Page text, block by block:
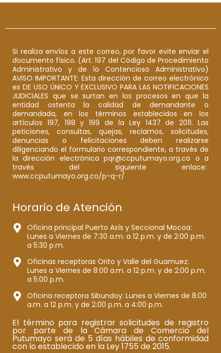
Si realiza envíos a este correo, por favor evite enviar el
documento físico. (Art. 197 del Código de Procedimiento
Administrativo y de lo Contencioso Administrativo)
AVISO IMPORTANTE: Esta dirección de correo electrónico
es DE USO ÚNICO Y EXCLUSIVO PARA LAS NOTIFICACIONES
JUDICIALES que se surtan en los procesos en que la
entidad ostenta la calidad de demandante o
demandada, en los términos establecidos en los
artículos 197, 198 y 199 de la Ley 1437 de 2011. Las
peticiones, consultas, quejas, reclamos, solicitudes,
denuncias o felicitaciones deben realizarse
diligenciando el formulario correspondiente, a través de
la dirección electrónica pqr@ccputumayo.org.co o a
través del siguiente enlace:
www.ccputumayo.org.co/p-q-r/
Horario de Atención
Oficina principal Puerto Asís y Seccional Mocoa:
Lunes a Viernes de 7:30 a.m. a 12 p.m. y de 2:00 p.m.
a 5:30 p.m.
Oficinas receptoras Orito y Valle del Guamuez:
Lunes a Viernes de 8:00 a.m. a 12 p.m. y de 2:00 p.m.
a 5:00 p.m.
Oficina receptora Sibundoy: Lunes a Viernes de 8:00
a.m. a 12 p.m. y de 2:00 p.m. a 4:00 p.m.
El término para registrar solicitudes de registro
por parte de la Cámara de Comercio del
Putumayo será de 5 días hábiles de conformidad
con lo establecido en la Ley 1755 de 2015.